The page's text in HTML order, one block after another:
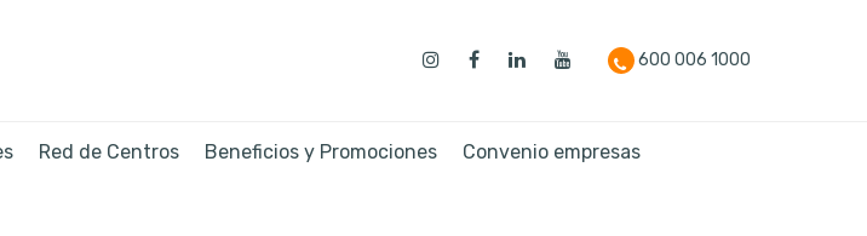
600 006 1000
Red de Centros Beneficios y Promociones Convenio empresas